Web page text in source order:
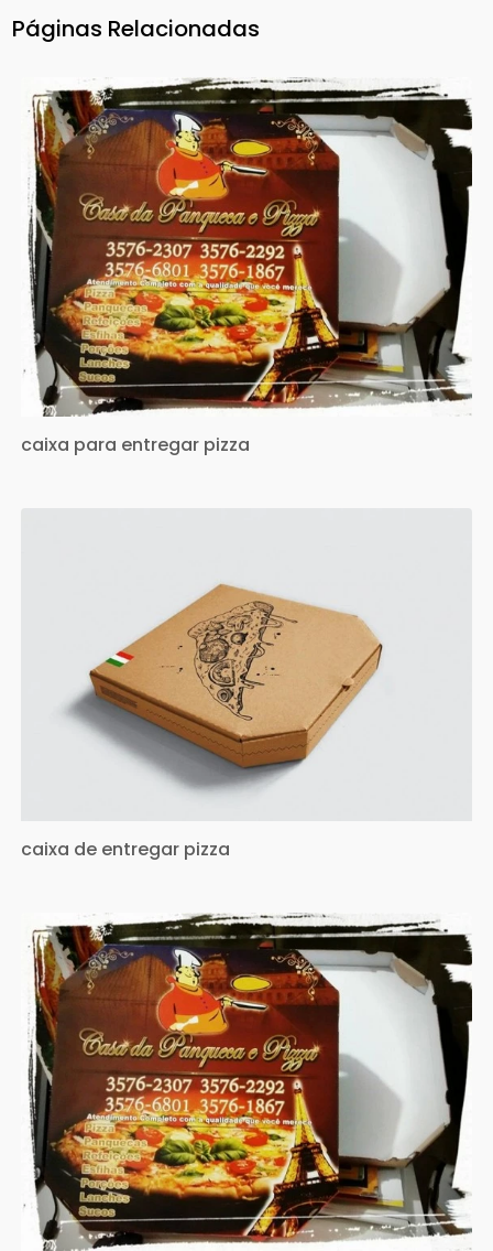
Páginas Relacionadas
caixa para entregar pizza
caixa de entregar pizza